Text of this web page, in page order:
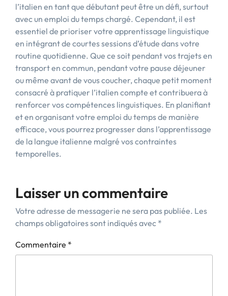
l’italien en tant que débutant peut être un défi, surtout
avec un emploi du temps chargé. Cependant, il est
essentiel de prioriser votre apprentissage linguistique
en intégrant de courtes sessions d’étude dans votre
routine quotidienne. Que ce soit pendant vos trajets en
transport en commun, pendant votre pause déjeuner
ou même avant de vous coucher, chaque petit moment
consacré à pratiquer l’italien compte et contribuera à
renforcer vos compétences linguistiques. En planifiant
et en organisant votre emploi du temps de manière
efficace, vous pourrez progresser dans l’apprentissage
de la langue italienne malgré vos contraintes
temporelles.
Laisser un commentaire
Votre adresse de messagerie ne sera pas publiée. Les
champs obligatoires sont indiqués avec *
Commentaire *